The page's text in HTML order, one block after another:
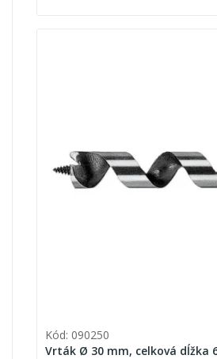
Kód: 090250
Vrták Ø 30 mm, celková dĺžka